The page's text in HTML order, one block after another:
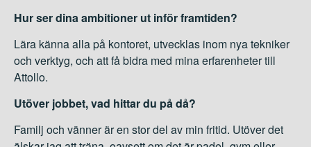
Hur ser dina ambitioner ut inför framtiden?
Lära känna alla på kontoret, utvecklas inom nya tekniker
och verktyg, och att få bidra med mina erfarenheter till
Attollo.
Utöver jobbet, vad hittar du på då?
Familj och vänner är en stor del av min fritid. Utöver det